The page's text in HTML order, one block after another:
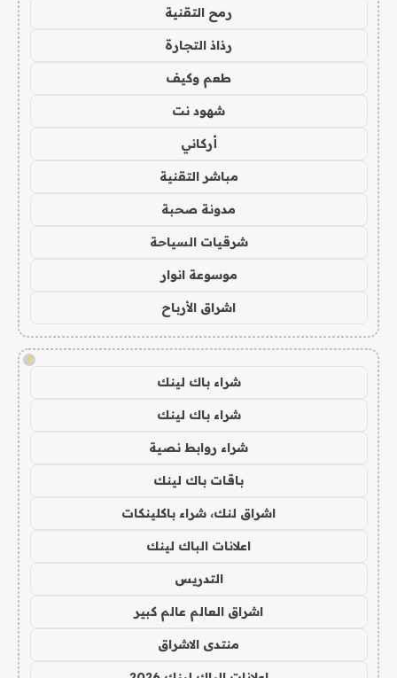
رمح التقنية
رذاذ التجارة
طعم وكيف
شهود نت
أركاني
مباشر التقنية
مدونة صحبة
شرقيات السياحة
موسوعة انوار
اشراق الأرباح
!
شراء باك لينك
شراء باك لينك
شراء روابط نصية
باقات باك لينك
اشراق لنك، شراء باكلينكات
اعلانات الباك لينك
التدريس
اشراق العالم عالم كبير
منتدى الاشراق